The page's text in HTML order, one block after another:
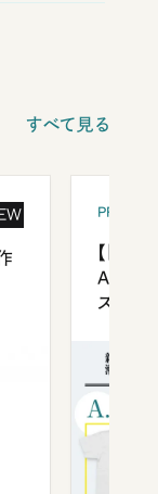
すべて見る
【「新
ズプレ